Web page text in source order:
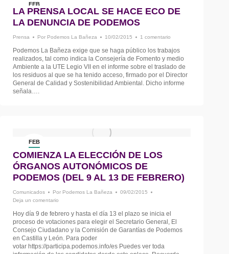
FEB
10
LA PRENSA LOCAL SE HACE ECO DE
LA DENUNCIA DE PODEMOS
Prensa Por Podemos La Bañeza 10/02/2015 1 comentario
Podemos La Bañeza exige que se haga público los trabajos
realizados, tal como indica la Consejería de Fomento y medio
Ambiente a la UTE Legio VII en el informe sobre el traslado de
los residuos al que se ha tenido acceso, firmado por el Director
General de Calidad y Sostenibilidad Ambiental. Dicho informe
señala….
FEB
9
COMIENZA LA ELECCIÓN DE LOS
ÓRGANOS AUTONÓMICOS DE
PODEMOS (DEL 9 AL 13 DE FEBRERO)
Comunicados Por Podemos La Bañeza
09/02/2015
Deja un comentario
Hoy día 9 de febrero y hasta el día 13 el plazo se inicia el
proceso de votaciones para elegir el Secretario General, El
Consejo Ciudadano y la Comisión de Garantías de Podemos
en Castilla y León. Para poder
votar https://participa.podemos.info/es Puedes ver toda